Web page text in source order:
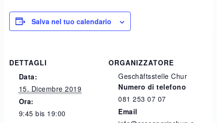
Salva nel tuo calendario
DETTAGLI
Data:
15. Dicembre 2019
Ora:
9:45 bis 19:00
ORGANIZZATORE
Geschäftsstelle Chur
Numero di telefono
081 253 07 07
Email